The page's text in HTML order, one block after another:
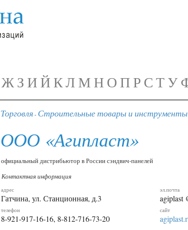
ЖЗ И Й КЛ М Н О П Р СТУ
Торговля - Строительные товары и инструменты
ООО «Агипласт»
официальный дистрибьютор в России сэндвич-панелей
Контактная информация
адрес
Гатчина, ул. Станционная, д.3
телефон
8-921-917-16-16, 8-812-716-73-20
эл.почта
agiplast
сайт